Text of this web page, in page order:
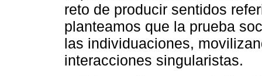
reto de producir sentidos
planteamos que la prueba
las individuaciones,
interacciones singularistas.